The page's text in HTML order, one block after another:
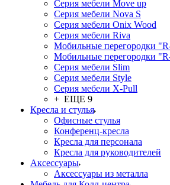
Серия мебели Move up
Серия мебели Nova S
Серия мебели Onix Wood
Серия мебели Riva
Мобильные перегородки
Мобильные перегородки
Серия мебели Slim
Серия мебели Style
Серия мебели X-Pull
+ ЕЩЕ 9
Кресла и стулья
Офисные стулья
Конференц-кресла
Кресла для персонала
Кресла для руководителей
Аксессуары
Аксессуары из металла